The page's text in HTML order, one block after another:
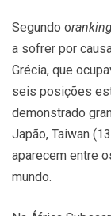
Segundo o
a sofrer por
Grécia, que
seis posições
demonstrado
Japão, Taiwan
aparecem entre
mundo.